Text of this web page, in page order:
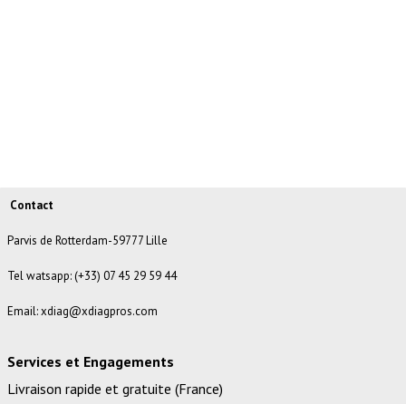
Contact
Parvis de Rotterdam-59777 Lille
Tel watsapp: (+33) 07 45 29 59 44
Email: xdiag@xdiagpros.com
Services et Engagements
Livraison rapide et gratuite (France)